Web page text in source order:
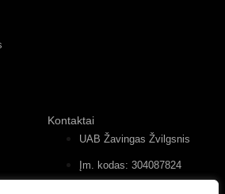
Kontaktai
UAB Žavingas Žvilgsnis
Įm. kodas: 304087824